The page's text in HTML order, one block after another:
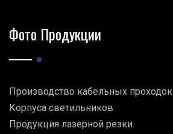
Фото Продукции
Производство кабельных проходок
Корпуса светильников
Продукция лазерной резки